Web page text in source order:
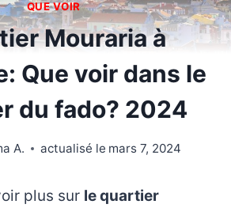
QUE VOIR
Mouraria à
Que voir dans le
du fado? 2024
A. actualisé le mars 7, 2024
plus sur le quartier